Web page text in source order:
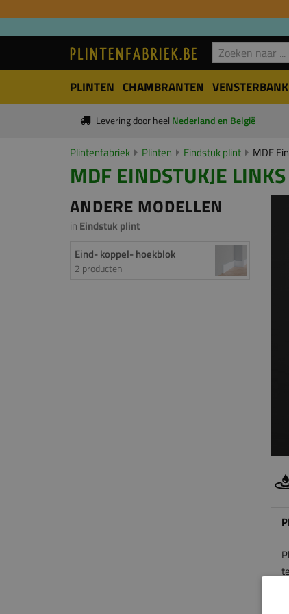
PLINTEN CHAMBRANTEN
Levering door heel Nederland en België
Plintenfabriek Plinten Eindstuk plint MDF
MDF EINDSTUKJE
ANDERE MODELLEN
in Eindstuk plint
Eind- koppel- hoekblok
2 producten